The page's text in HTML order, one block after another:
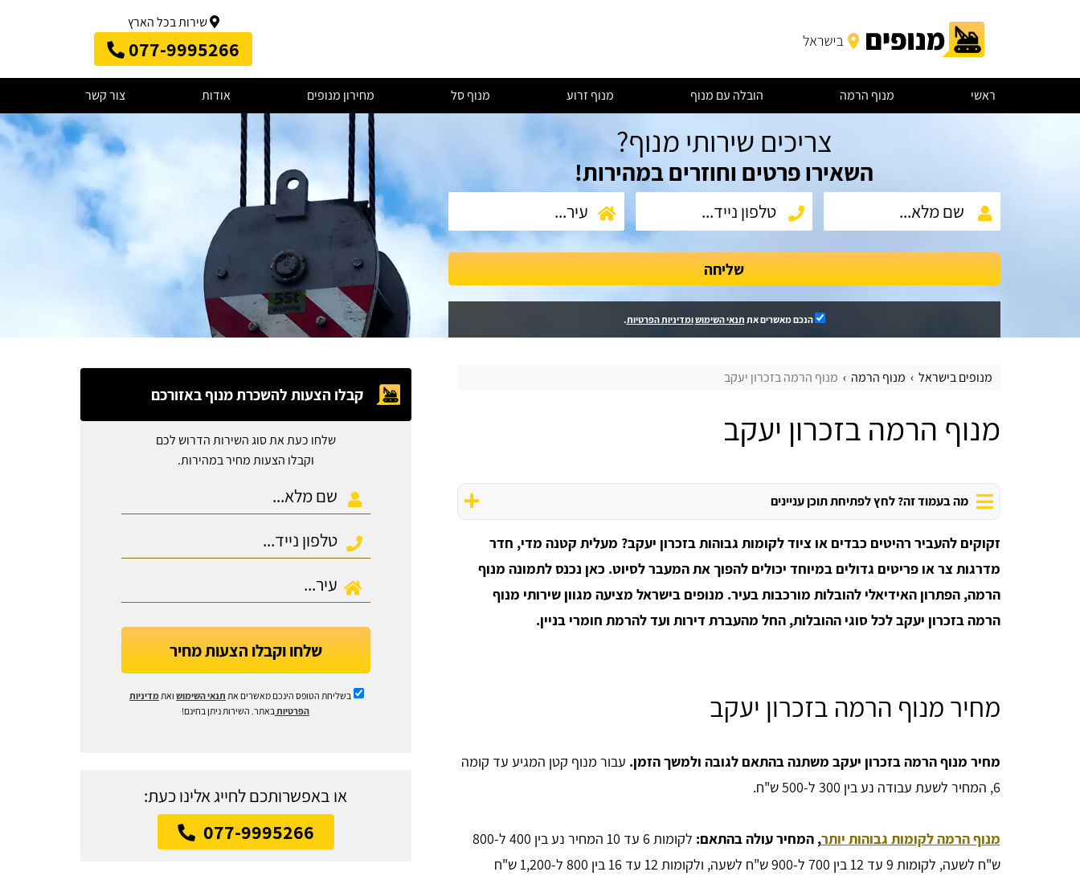
שירות בכל הארץ
077-9995266
ראשי מנוף הרמה הובלה עם מנוף מנוף זרוע מנוף סל מחירון מנופים אודות צור קשר
צריכים שירותי מנוף?
השאירו פרטים וחוזרים במהירות!
שליחה
הנכם מאשרים את תנאי השימושומדיניות הפרטיות.
מנופים בישראל מנוף הרמה מנוף הרמה בזכרון יעקב
מנוף הרמה בזכרון יעקב
מה בעמוד זה? לחץ לפתיחת תוכן עניינים
זקוקים להעביר רהיטים כבדים או ציוד לקומות גבוהות בזכרון יעקב? מעלית קטנה מדי, חדר
מדרגות צר או פריטים גדולים במיוחד יכולים להפוך את המעבר לסיוט. כאן נכנס לתמונה מנוף
הרמה, הפתרון האידיאלי להובלות מורכבות בעיר. מנופים בישראל מציעה מגוון שירותי מנוף
הרמה בזכרון יעקב לכל סוגי ההובלות, החל מהעברת דירות ועד להרמת חומרי בניין.
מחיר מנוף הרמה בזכרון יעקב
מחיר מנוף הרמה בזכרון יעקב משתנה בהתאם לגובה ולמשך הזמן. עבור מנוף קטן המגיע עד קומה
6, המחיר לשעת עבודה נע בין 300 ל-500 ש"ח.
מנוף הרמה לקומות גבוהות יותר, המחיר עולה בהתאם:
לקומות 6 עד 10 המחיר נע בין 400 ל-800
ש"ח לשעה, לקומות 9 עד 12 בין 700 ל-900 ש"ח לשעה, ולקומות 12 עד 16 בין 800 ל-1,200 ש"ח
קבלו הצעות להשכרת מנוף באזורכם
שלחו כעת את סוג השירות הדרוש לכם
וקבלו הצעות מחיר במהירות.
שלחו וקבלו הצעות מחיר
בשליחת הטופס הינכם מאשרים את תנאי השימושואתמדיניות
הפרטיותבאתר. השירות ניתן בחינם!
או באפשרותכם לחייג אלינו כעת:
077-9995266